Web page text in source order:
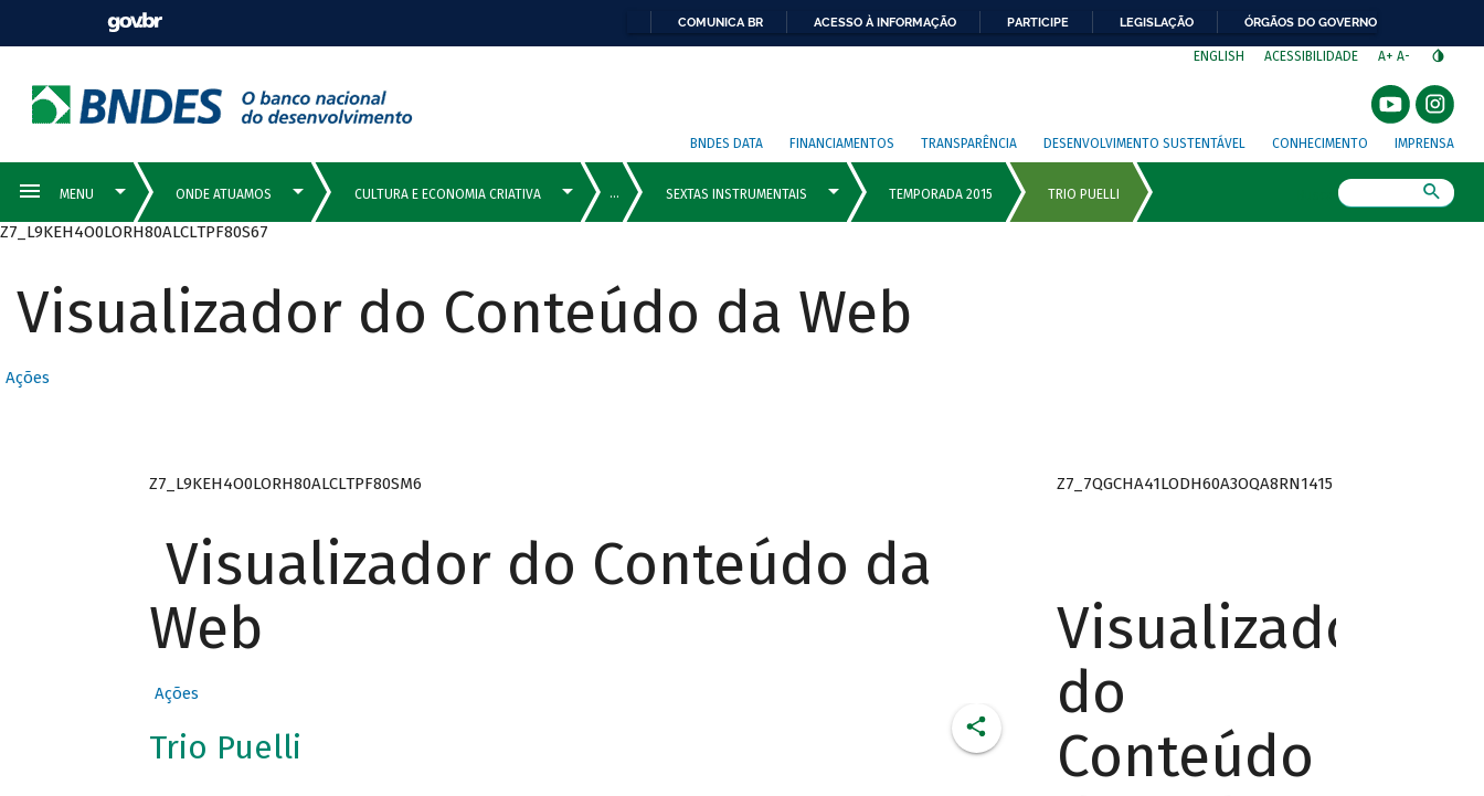
COMUNICA BR ACESSO À INFORMAÇÃO PARTICIPE LEGISLAÇÃO ÓRGÃOS DO GOVERNO
ENGLISH ACESSIBILIDADE A+ A-
BNDES DATA FINANCIAMENTOS TRANSPARÊNCIA DESENVOLVIMENTO SUSTENTÁVEL CONHECIMENTO IMPRENSA
Z7_L9KEH4O0LORH80ALCLTPF80S67
Visualizador do Conteúdo da Web
Ações
Z7_L9KEH4O0LORH80ALCLTPF80SM6
Visualizador do Conteúdo da
Web
Ações
Trio Puelli
Z7_7QGCHA41LODH60A3OQA8RN1415
Visualizador
do
Conteúdo